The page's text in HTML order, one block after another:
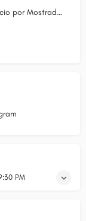
Servicio por Mostrador/Caja
PM